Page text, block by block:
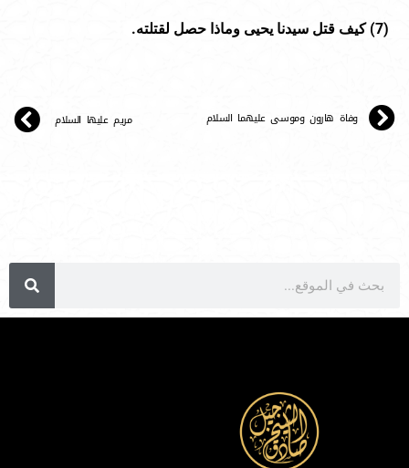
(
7) كيف قتل سيدنا يحيى وماذا حصل لقتلته.
وفاة هارون وموسى عليهما السلام مريم عليها السلام